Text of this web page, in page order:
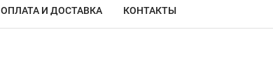
ОПЛАТА И ДОСТАВКА КОНТАКТЫ